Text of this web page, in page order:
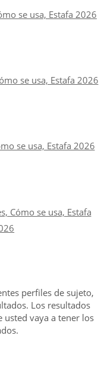
se usa, Estafa 2026
se usa, Estafa 2026
se usa, Estafa 2026
Cómo se usa, Estafa
perfiles de sujeto,
Los resultados
usted vaya a tener los